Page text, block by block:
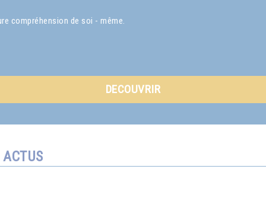
compréhension de soi - même.
DECOUVRIR
ACTUS